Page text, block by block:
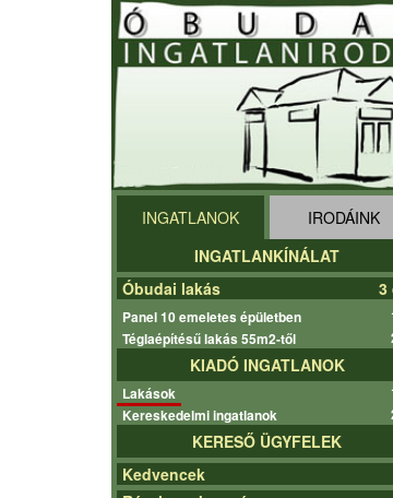
INGATLANOK
IRODÁINK
INGATLANKÍNÁLAT
Óbudai lakás
3
Panel 10 emeletes épületben
Téglaépítésű lakás 55m2-től
KIADÓ INGATLANOK
Lakások
Kereskedelmi ingatlanok
KERESŐ ÜGYFELEK
Kedvencek